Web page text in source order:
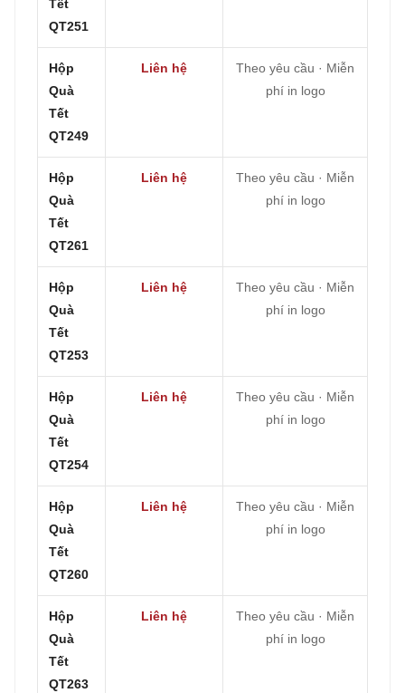
Tết
QT251
Hộp
Quà
Tết
QT249
Liên hệ
Theo yêu cầu · Miễn
phí in logo
Hộp
Quà
Tết
QT261
Liên hệ
Theo yêu cầu · Miễn
phí in logo
Hộp
Quà
Tết
QT253
Liên hệ
Theo yêu cầu · Miễn
phí in logo
Hộp
Quà
Tết
QT254
Liên hệ
Theo yêu cầu · Miễn
phí in logo
Hộp
Quà
Tết
QT260
Liên hệ
Theo yêu cầu · Miễn
phí in logo
Hộp
Quà
Tết
QT263
Liên hệ
Theo yêu cầu · Miễn
phí in logo